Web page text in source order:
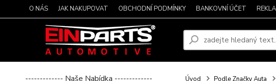
O NÁS JAK NAKUPOVAT OBCHODNÍ PODMÍNKY BANKOVNÍ ÚČET
------------- Naše Nabídka ------------- Úvod Podle Značky Auta